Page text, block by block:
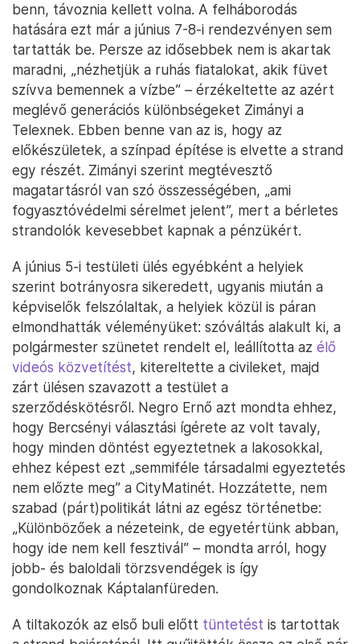
benn, távoznia kellett volna. A felháborodás
hatására ezt már a június 7-8-i rendezvényen sem
tartatták be. Persze az idősebbek nem is akartak
maradni, „nézhetjük a ruhás fiatalokat, akik füvet
szívva bemennek a vízbe” – érzékeltette az azért
meglévő generációs különbségeket Zimányi a
Telexnek. Ebben benne van az is, hogy az
előkészületek, a színpad építése is elvette a strand
egy részét. Zimányi szerint megtévesztő
magatartásról van szó összességében, „ami
fogyasztóvédelmi sérelmet jelent”, mert a bérletes
strandolók kevesebbet kapnak a pénzükért.
A június 5-i testületi ülés egyébként a helyiek
szerint botrányosra sikeredett, ugyanis miután a
képviselők felszólaltak, a helyiek közül is páran
elmondhatták véleményüket: szóváltás alakult ki, a
polgármester szünetet rendelt el, leállította az élő
videós közvetítést, kitereltette a civileket, majd
zárt ülésen szavazott a testület a
szerződéskötésről. Negro Ernő azt mondta ehhez,
hogy Bercsényi választási ígérete az volt tavaly,
hogy minden döntést egyeztetnek a lakosokkal,
ehhez képest ezt „semmiféle társadalmi egyeztetés
nem előzte meg” a CityMatinét. Hozzátette, nem
szabad (párt)politikát látni az egész történetbe:
„Különbözőek a nézeteink, de egyetértünk abban,
hogy ide nem kell fesztivál” – mondta arról, hogy
jobb- és baloldali törzsvendégek is így
gondolkoznak Káptalanfüreden.
A tiltakozók az első buli előtt tüntetést is tartottak